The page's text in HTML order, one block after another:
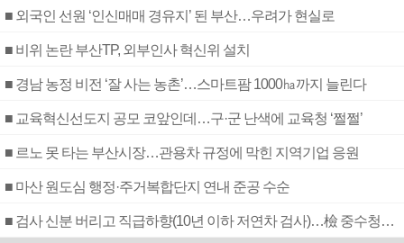
■ 외국인 선원 ‘인신매매 경유지’ 된 부산…우려가 현실로
■ 비위 논란 부산TP, 외부인사 혁신위 설치
■ 경남 농정 비전 ‘잘 사는 농촌’…스마트팜 1000㏊까지 늘린다
■ 교육혁신선도지 공모 코앞인데…구·군 난색에 교육청 ‘쩔쩔’
■ 르노 못 타는 부산시장…관용차 규정에 막힌 지역기업 응원
■ 마산 원도심 행정·주거복합단지 연내 준공 수순
■ 검사 신분 버리고 직급하향(10년 이하 저연차 검사)…檢 중수청행 기피